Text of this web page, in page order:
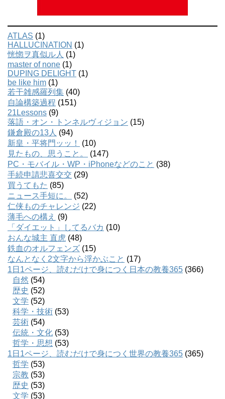
ATLAS (1)
HALLUCINATION (1)
恍惚ヲ真似ル人 (1)
master of none (1)
DUPING DELIGHT (1)
be like him (1)
若干雑感羅列集 (40)
自論構築過程 (151)
21Lessons (9)
落語・オン・トンネルヴィジョン (15)
鎌倉殿の13人 (94)
新皇・平将門ッッ！
(10)
見たもの、思うこと。
(147)
PC・モバイル・WP・iPhoneなどのこと (38)
手続申請悲喜交交 (29)
買うてもた (85)
ニュース手短に。
(52)
仁侠ものチャレンジ (22)
薄毛への構え (9)
「ダイエット」してるバカ (10)
おんな城主 直虎 (48)
鉄血のオルフェンズ (15)
なんとなく2文字から浮かぶこと (17)
1日1ページ、読むだけで身につく日本の教養365 (366)
自然 (54)
歴史 (52)
文学 (52)
科学・技術 (53)
芸術 (54)
伝統・文化 (53)
哲学・思想 (53)
1日1ページ、読むだけで身につく世界の教養365 (365)
哲学 (53)
宗教 (53)
歴史 (53)
文学 (53)